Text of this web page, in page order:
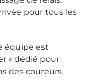
pour tous les
équipe est
» dédié pour
des coureurs.